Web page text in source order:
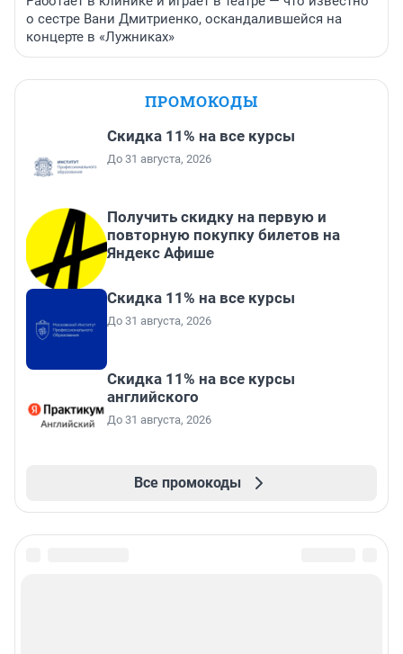
о сестре Вани Дмитриенко, оскандалившейся на
концерте в «Лужниках»
ПРОМОКОДЫ
Скидка 11% на все курсы
До 31 августа, 2026
Получить скидку на первую и
повторную покупку билетов на
Яндекс Афише
Скидка 11% на все курсы
До 31 августа, 2026
Скидка 11% на все курсы
английского
До 31 августа, 2026
Все промокоды